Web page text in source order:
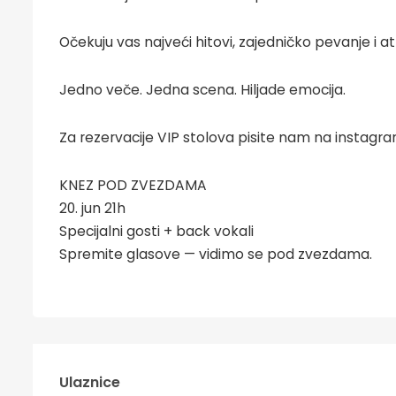
Očekuju vas najveći hitovi, zajedničko pevanje i
Jedno veče. Jedna scena. Hiljade emocija.
Za rezervacije VIP stolova pisite nam na
KNEZ POD ZVEZDAMA
20. jun 21h
Specijalni gosti + back vokali
Spremite glasove — vidimo se pod zvezdama.
Ulaznice